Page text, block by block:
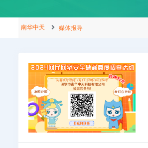
南华中天 媒体报导